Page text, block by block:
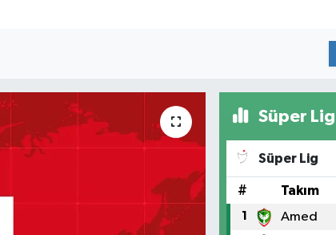
Süper
Süper Lig
# Takım
1 Amed